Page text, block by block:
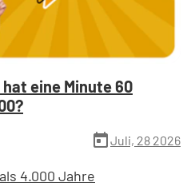
eine Minute 60
todayJuli, 28 2026
4.000 Jahre